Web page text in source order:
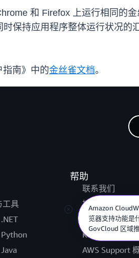
和 Firefox 上运行相同的金
保持应用程序整体运行状况的
指南》中的金丝雀文档。
工具
帮助
联系我们
提交支持工单
AWS re:Post
Knowledge
AWS Support
Amazon
览器支持功能是
GovCloud 区域